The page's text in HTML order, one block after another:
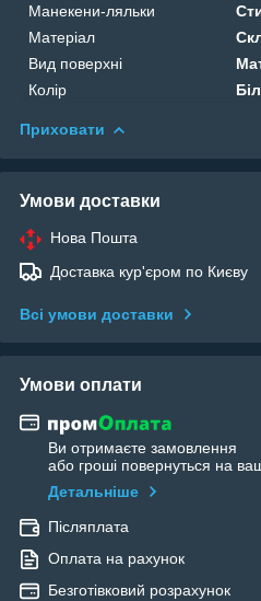
Манекени-ляльки
Матеріал
Вид поверхні
Колір
Приховати
Умови доставки
Нова Пошта
Доставка кур'єром по Києву
Всі умови доставки
Умови оплати
Ви отримаєте замовлення
або гроші повернуться на
Детальніше
Післяплата
Оплата на рахунок
Безготівковий розрахунок